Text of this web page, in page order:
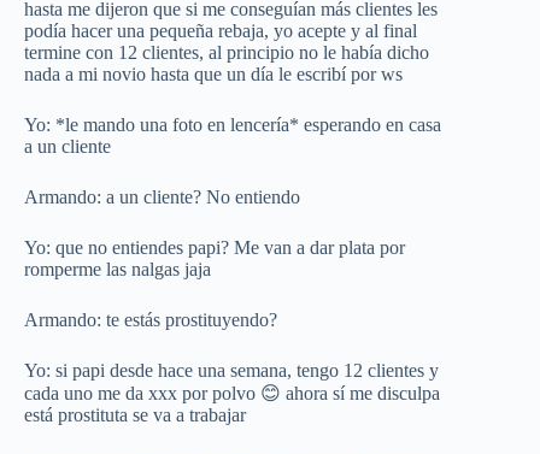
hasta me dijeron que si me conseguían más clientes les
podía hacer una pequeña rebaja, yo acepte y al final
termine con 12 clientes, al principio no le había dicho
nada a mi novio hasta que un día le escribí por ws
Yo: *le mando una foto en lencería* esperando en casa
a un cliente
Armando: a un cliente? No entiendo
Yo: que no entiendes papi? Me van a dar plata por
romperme las nalgas jaja
Armando: te estás prostituyendo?
Yo: si papi desde hace una semana, tengo 12 clientes y
cada uno me da xxx por polvo 😊 ahora sí me disculpa
está prostituta se va a trabajar